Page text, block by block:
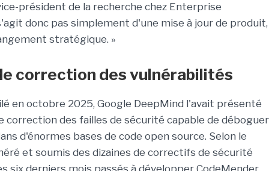
président de la recherche chez Enterprise
donc pas simplement d'une mise à jour de produit,
stratégique. »
correction des vulnérabilités
en octobre 2025, Google DeepMind l'avait présenté
correction des failles de sécurité capable de déboguer
d'énormes bases de code open source. Selon le
et soumis des dizaines de correctifs de sécurité
six derniers mois passés à développer CodeMender,